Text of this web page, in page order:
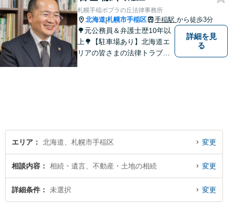
札幌手稲ポプラの丘法律事務所
北海道|札幌市手稲区 手稲駅 から徒歩3分
🌳元公務員＆弁護士歴10年以
上🌳【駐車場あり】北海道エ
リアの皆さまの法律トラブル
詳細を見
る
エリア 北海道、札幌市手稲区 変更
相談内容 相続・遺言、不動産・土地の相続 変更
詳細条件 未選択 変更